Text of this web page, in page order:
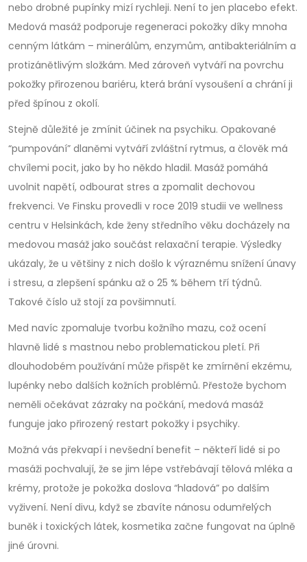
nebo drobné pupínky mizí rychleji. Není to jen placebo efekt.
Medová masáž podporuje regeneraci pokožky díky mnoha
cenným látkám – minerálům, enzymům, antibakteriálním a
protizánětlivým složkám. Med zároveň vytváří na povrchu
pokožky přirozenou bariéru, která brání vysoušení a chrání ji
před špínou z okolí.
Stejně důležité je zmínit účinek na psychiku. Opakované
“pumpování” dlaněmi vytváří zvláštní rytmus, a člověk má
chvílemi pocit, jako by ho někdo hladil. Masáž pomáhá
uvolnit napětí, odbourat stres a zpomalit dechovou
frekvenci. Ve Finsku provedli v roce 2019 studii ve wellness
centru v Helsinkách, kde ženy středního věku docházely na
medovou masáž jako součást relaxační terapie. Výsledky
ukázaly, že u většiny z nich došlo k výraznému snížení únavy
i stresu, a zlepšení spánku až o 25 % během tří týdnů.
Takové číslo už stojí za povšimnutí.
Med navíc zpomaluje tvorbu kožního mazu, což ocení
hlavně lidé s mastnou nebo problematickou pletí. Při
dlouhodobém používání může přispět ke zmírnění ekzému,
lupénky nebo dalších kožních problémů. Přestože bychom
neměli očekávat zázraky na počkání, medová masáž
funguje jako přirozený restart pokožky i psychiky.
Možná vás překvapí i nevšední benefit – někteří lidé si po
masáži pochvalují, že se jim lépe vstřebávají tělová mléka a
krémy, protože je pokožka doslova “hladová” po dalším
vyživení. Není divu, když se zbavíte nánosu odumřelých
buněk i toxických látek, kosmetika začne fungovat na úplně
jiné úrovni.